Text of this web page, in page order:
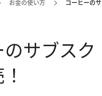
お金の使い方 コーヒーの
のサブス